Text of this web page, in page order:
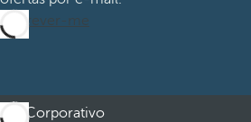
Inscrever-me
Corporativo